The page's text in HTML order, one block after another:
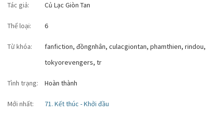
Tác giả: Củ Lạc Giòn Tan
Thể loại: 6
Từ khóa: fanfiction, đồngnhân, culacgiontan, phamthien, rindou,
tokyorevengers, tr
Tình trạng: Hoàn thành
Mới nhất: 71. Kết thúc - Khởi đầu